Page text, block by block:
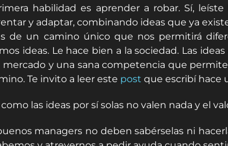
habilidad es aprender a robar. Sí,
y adaptar, combinando ideas que ya
de un camino único que nos permitirá
ideas. Le hace bien a la sociedad. Las
mercado y una sana competencia que
Te invito a leer este post que escribí hace
las ideas por sí solas no valen nada y el
managers no deben sabérselas ni